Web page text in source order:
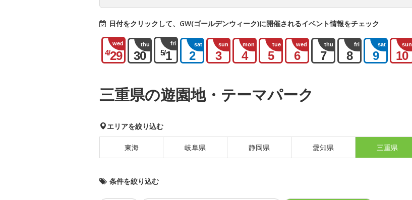
日付をクリックして、GW(ゴールデンウィーク)に開催されるイベント情報をチェック
wed
4/29
thu
30
fri
5/1
sat
2
sun
3
mon
4
tue
5
wed
6
thu
7
fri
8
sat
9
sun
10
三重県の遊園地・テーマパーク
エリアを絞り込む
東海 岐阜県 静岡県 愛知県 三重県
条件を絞り込む